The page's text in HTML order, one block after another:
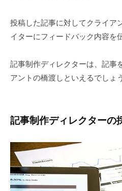
投稿した記事に対してクライア
イターにフィードバック内容を
記事制作ディレクターは、記事
アントの橋渡しといえるでしょう
記事制作ディレクターの